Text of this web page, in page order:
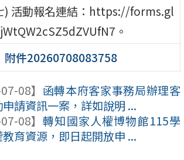
) 活動報名連結：https://forms.gl
。
附件20260708083758
08】 函轉本府客家事務局辦理客
請資訊一案，詳如說明 ...
08】 轉知國家人權博物館115學
育資源，即日起開放申 ...